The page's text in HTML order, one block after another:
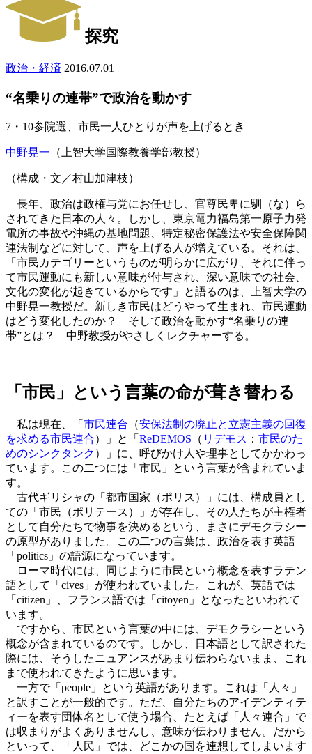
探究
政治・経済 2016.07.01
“名乗りの連帯”で政治を動かす
7・10参院選、市民一人ひとりが声を上げるとき
中野晃一 （上智大学国際教養学部教授）
（構成・文／村山加津枝）
長年、政治は政権与党にお任せし、官尊民卑に馴（な）ら
されてきた日本の人々。しかし、東京電力福島第一原子力発
電所の事故や沖縄の基地問題、特定秘密保護法や安全保障関
連法制などに対して、声を上げる人が増えている。それは、
「市民カテゴリーというものが明らかに広がり、それに伴っ
て市民運動にも新しい意味が付与され、深い意味での社会、
文化の変化が起きているからです」と語るのは、上智大学の
中野晃一教授だ。新しき市民はどうやって生まれ、市民運動
はどう変化したのか？ そして政治を動かす“名乗りの連
帯”とは？ 中野教授がやさしくレクチャーする。
「市民」という言葉の命が葺き替わる
私は現在、「 市民連合 （安保法制の廃止と立憲主義の回復
を求める市民連合）」と「 ReDEMOS （ リデモス ： 市民のた
めのシンクタンク ）」に、呼びかけ人や理事としてかかわっ
ています。この二つには「市民」という言葉が含まれていま
す。
古代ギリシャの「都市国家（ポリス）」には、構成員とし
ての「市民（ポリテース）」が存在し、その人たちが主権者
として自分たちで物事を決めるという、まさにデモクラシー
の原型がありました。この二つの言葉は、政治を表す英語
「politics」の語源になっています。
ローマ時代には、同じように市民という概念を表すラテン
語として「cives」が使われていました。これが、英語では
「citizen」、フランス語では「citoyen」となったといわれて
います。
ですから、市民という言葉の中には、デモクラシーという
概念が含まれているのです。しかし、日本語として訳された
際には、そうしたニュアンスがあまり伝わらないまま、これ
まで使われてきたように思います。
一方で「people」という英語があります。これは「人々」
と訳すことが一般的です。ただ、自分たちのアイデンティテ
ィーを表す団体名として使う場合、たとえば「人々連合」で
は収まりがよくありませんし、意味が伝わりません。だから
といって、「人民」では、どこかの国を連想してしまいます